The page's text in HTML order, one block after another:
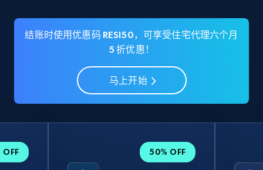
结账时使用优惠码 RESI50，可享受住宅代理六个月
5 折优惠！
马上开始
OFF 50% OFF